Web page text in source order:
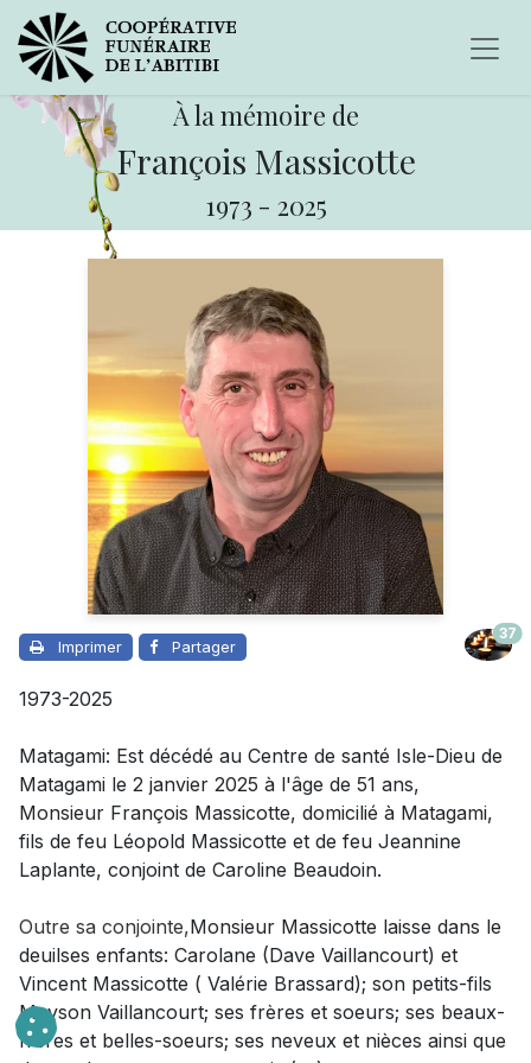
À la mémoire de
François Massicotte
1973 - 2025
Imprimer Partager
37
1973-2025
Matagami: Est décédé au Centre de santé Isle-Dieu de
Matagami le 2 janvier 2025 à l'âge de 51 ans,
Monsieur François Massicotte, domicilié à Matagami,
fils de feu Léopold Massicotte et de feu Jeannine
Laplante, conjoint de Caroline Beaudoin.
Outre sa conjointe,Monsieur Massicotte laisse dans le
deuilses enfants: Carolane (Dave Vaillancourt) et
Vincent Massicotte ( Valérie Brassard); son petits-fils
Mayson Vaillancourt; ses frères et soeurs; ses beaux-
frères et belles-soeurs; ses neveux et nièces ainsi que